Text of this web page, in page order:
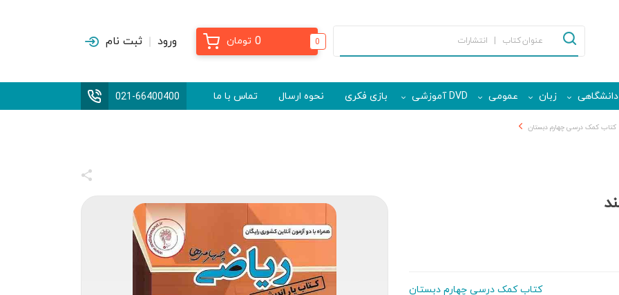
0
0 تومان ورود ثبت نام
دانشگاهی زبان عمومی DVD آموزشی بازی فکری نحوه ارسال تماس با ما 021-66400400
کتاب کمک درسی چهارم دبستان
کتاب کمک درسی چهارم دبستان